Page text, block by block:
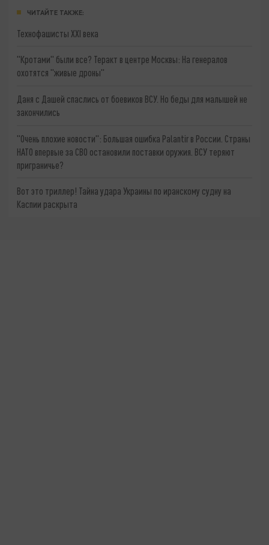
ЧИТАЙТЕ ТАКЖЕ:
Технофашисты XXI века
"Кротами" были все? Теракт в центре Москвы: На генералов
охотятся "живые дроны"
Даня с Дашей спаслись от боевиков ВСУ. Но беды для малышей не
закончились
"Очень плохие новости": Большая ошибка Palantir в России. Страны
НАТО впервые за СВО остановили поставки оружия. ВСУ теряют
приграничье?
Вот это триллер! Тайна удара Украины по иранскому судну на
Каспии раскрыта